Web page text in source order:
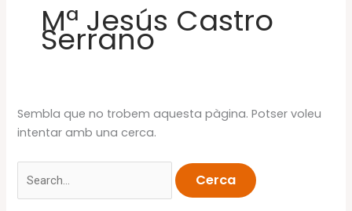
Mª Jesús Castro
Serrano
Sembla que no trobem aquesta pàgina. Potser voleu
intentar amb una cerca.